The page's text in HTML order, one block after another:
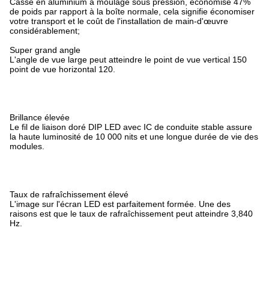
de poids par rapport à la boîte normale, cela signifie économiser
votre transport et le coût de l'installation de main-d'œuvre
considérablement;
Super grand angle
L'angle de vue large peut atteindre le point de vue vertical 150
point de vue horizontal 120.
Brillance élevée
Le fil de liaison doré DIP LED avec IC de conduite stable assure
la haute luminosité de 10 000 nits et une longue durée de vie des
modules.
Taux de rafraîchissement élevé
L'image sur l'écran LED est parfaitement formée. Une des
raisons est que le taux de rafraîchissement peut atteindre 3,840
Hz.